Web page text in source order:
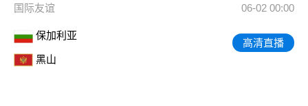
国际友谊 06-02 00:00
保加利亚
黑山
高清直播